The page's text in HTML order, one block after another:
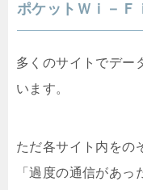
ポケットＷｉ－Ｆ
多くのサイトでデー
います。
ただ各サイト内をの
「過度の通信があ